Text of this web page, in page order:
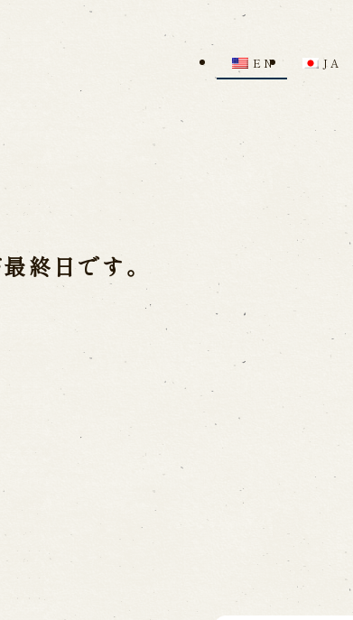
Dates and Admission
Introduction
Us
Call us
Reservation
via e-mail form
社うずのくに南あわじの求人情報ページへ移動します
EN JA
終日です。